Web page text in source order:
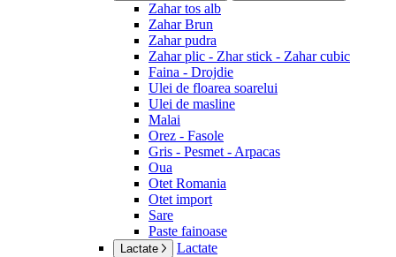
Zahar tos alb
Zahar Brun
Zahar pudra
Zahar plic - Zhar stick - Zahar cubic
Faina - Drojdie
Ulei de floarea soarelui
Ulei de masline
Malai
Orez - Fasole
Gris - Pesmet - Arpacas
Oua
Otet Romania
Otet import
Sare
Paste fainoase
Lactate Lactate